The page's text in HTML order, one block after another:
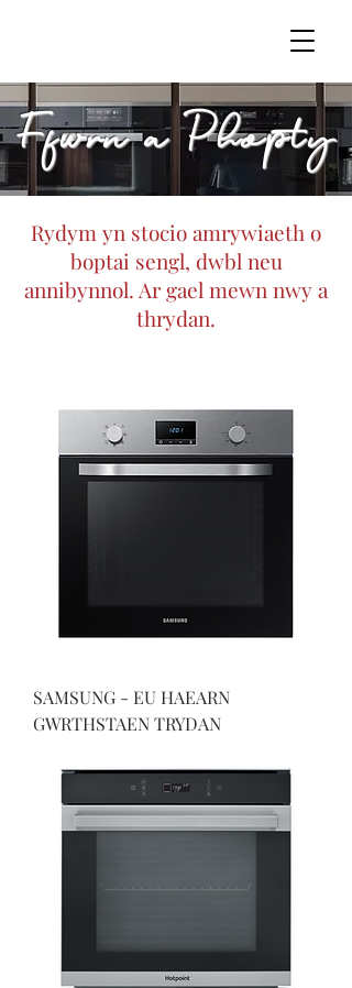
Ffwrn a Phopty
Rydym yn stocio amrywiaeth o
boptai sengl, dwbl neu
annibynnol. Ar gael mewn nwy a
thrydan.
SAMSUNG - EU HAEARN
GWRTHSTAEN TRYDAN